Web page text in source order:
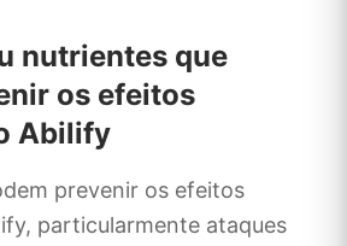
nutrientes que
os efeitos
Abilify
prevenir os efeitos
particularmente ataques